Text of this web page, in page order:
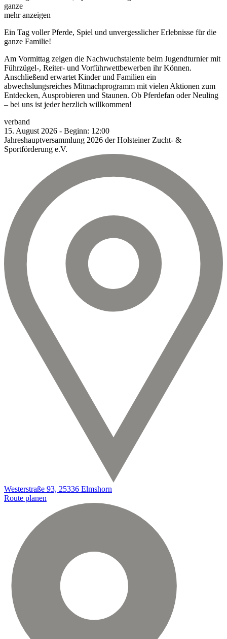
ganze
mehr anzeigen
Ein Tag voller Pferde, Spiel und unvergesslicher Erlebnisse für die
ganze Familie!
Am Vormittag zeigen die Nachwuchstalente beim Jugendturnier mit
Führzügel-, Reiter- und Vorführwettbewerben ihr Können.
Anschließend erwartet Kinder und Familien ein
abwechslungsreiches Mitmachprogramm mit vielen Aktionen zum
Entdecken, Ausprobieren und Staunen. Ob Pferdefan oder Neuling
– bei uns ist jeder herzlich willkommen!
verband
15. August 2026 - Beginn: 12:00
Jahreshauptversammlung 2026 der Holsteiner Zucht- &
Sportförderung e.V.
Westerstraße 93, 25336 Elmshorn
Route planen